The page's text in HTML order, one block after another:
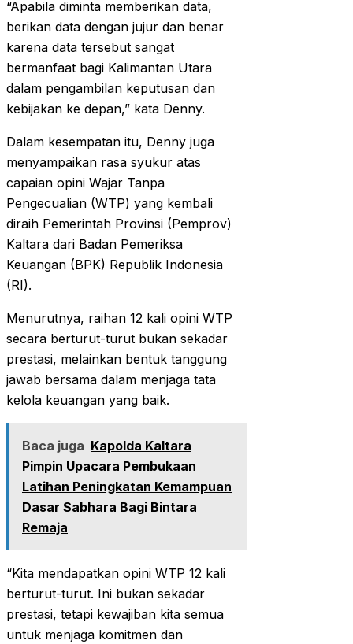
“Apabila diminta memberikan data,
berikan data dengan jujur dan benar
karena data tersebut sangat
bermanfaat bagi Kalimantan Utara
dalam pengambilan keputusan dan
kebijakan ke depan,” kata Denny.
Dalam kesempatan itu, Denny juga
menyampaikan rasa syukur atas
capaian opini Wajar Tanpa
Pengecualian (WTP) yang kembali
diraih Pemerintah Provinsi (Pemprov)
Kaltara dari Badan Pemeriksa
Keuangan (BPK) Republik Indonesia
(RI).
Menurutnya, raihan 12 kali opini WTP
secara berturut-turut bukan sekadar
prestasi, melainkan bentuk tanggung
jawab bersama dalam menjaga tata
kelola keuangan yang baik.
Baca juga Kapolda Kaltara
Pimpin Upacara Pembukaan
Latihan Peningkatan Kemampuan
Dasar Sabhara Bagi Bintara
Remaja
“Kita mendapatkan opini WTP 12 kali
berturut-turut. Ini bukan sekadar
prestasi, tetapi kewajiban kita semua
untuk menjaga komitmen dan